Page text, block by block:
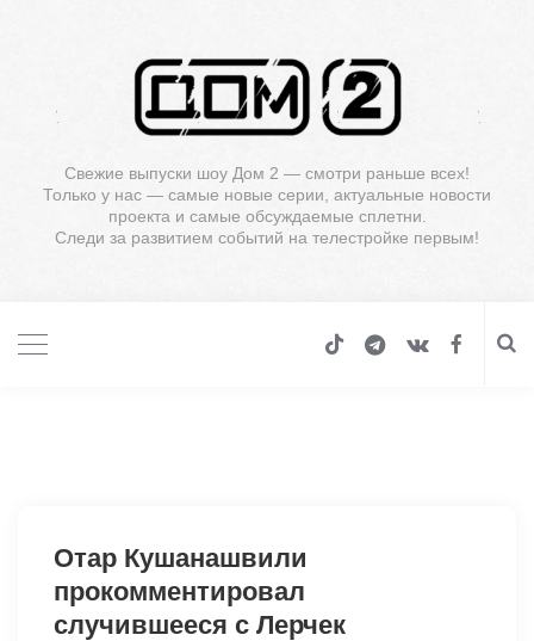
Свежие выпуски шоу Дом 2 — смотри раньше всех!
Только у нас — самые новые серии, актуальные новости
проекта и самые обсуждаемые сплетни.
Следи за развитием событий на телестройке первым!
Отар Кушанашвили
прокомментировал
случившееся с Лерчек